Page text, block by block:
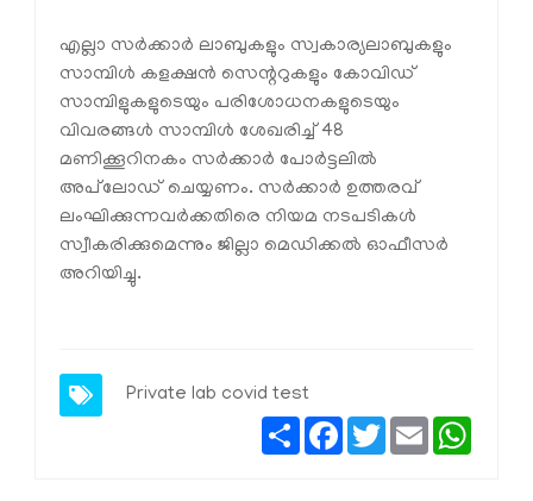
എല്ലാ സര്‍ക്കാര്‍ ലാബുകളും സ്വകാര്യലാബുകളും
സാമ്പിള്‍ കളക്ഷന്‍ സെന്ററുകളും കോവിഡ്
സാമ്പിളുകളുടെയും പരിശോധനകളുടെയും
വിവരങ്ങള്‍ സാമ്പിള്‍ ശേഖരിച്ച് 48
മണിക്കൂറിനകം സര്‍ക്കാര്‍ പോര്‍ട്ടലില്‍
അപ്‌ലോഡ് ചെയ്യണം. സര്‍ക്കാര്‍ ഉത്തരവ്
ലംഘിക്കുന്നവര്‍ക്കതിരെ നിയമ നടപടികള്‍
സ്വീകരിക്കുമെന്നും ജില്ലാ മെഡിക്കല്‍ ഓഫീസര്‍
അറിയിച്ചു.
Private lab covid test
ShareFacebook
TwitterEmail